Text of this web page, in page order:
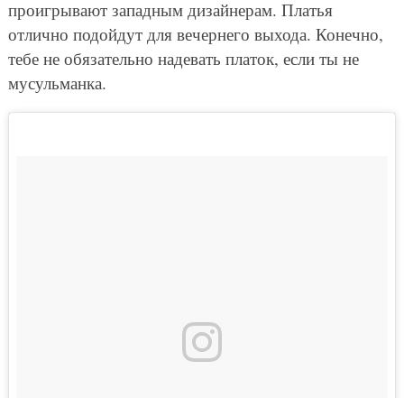
проигрывают западным дизайнерам. Платья
отлично подойдут для вечернего выхода. Конечно,
тебе не обязательно надевать платок, если ты не
мусульманка.